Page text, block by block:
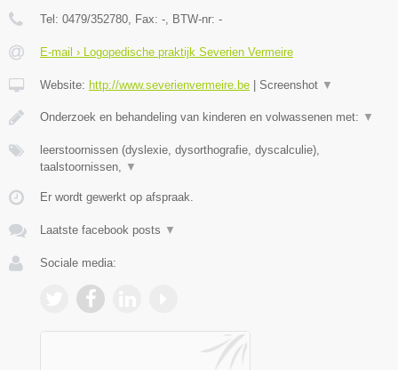
Tel: 0479/352780 , Fax: - , BTW-nr: -
E-mail › Logopedische praktijk Severien Vermeire
Website: http://www.severienvermeire.be | Screenshot ▼
Onderzoek en behandeling van kinderen en volwassenen met: ▼
leerstoornissen (dyslexie, dysorthografie, dyscalculie),
taalstoornissen,
▼
Er wordt gewerkt op afspraak.
Laatste facebook posts ▼
Sociale media: